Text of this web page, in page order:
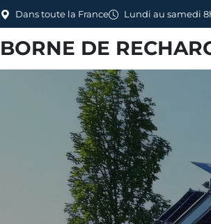
Dans toute la France Lundi au samedi
BORNE DE